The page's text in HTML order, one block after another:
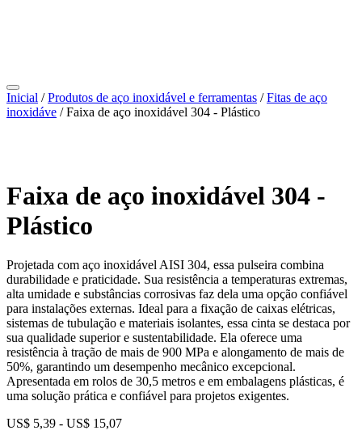
Inicial /Produtos de aço inoxidável e ferramentas /Fitas de aço
inoxidáve / Faixa de aço inoxidável 304 - Plástico
Faixa de aço inoxidável 304 -
Plástico
Projetada com aço inoxidável AISI 304, essa pulseira combina
durabilidade e praticidade. Sua resistência a temperaturas extremas,
alta umidade e substâncias corrosivas faz dela uma opção confiável
para instalações externas. Ideal para a fixação de caixas elétricas,
sistemas de tubulação e materiais isolantes, essa cinta se destaca por
sua qualidade superior e sustentabilidade. Ela oferece uma
resistência à tração de mais de 900 MPa e alongamento de mais de
50%, garantindo um desempenho mecânico excepcional.
Apresentada em rolos de 30,5 metros e em embalagens plásticas, é
uma solução prática e confiável para projetos exigentes.
US$ 5,39 - US$ 15,07Faixa